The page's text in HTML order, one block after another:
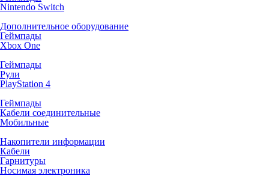
Nintendo Switch
Дополнительное оборудование
Геймпады
Xbox One
Геймпады
Рули
PlayStation 4
Геймпады
Кабели соединительные
Мобильные
Накопители информации
Кабели
Гарнитуры
Носимая электроника